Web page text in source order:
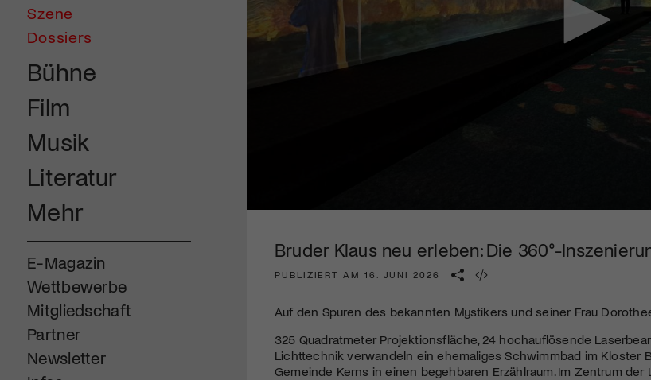
Szene
Dossiers
Bühne
Film
Musik
Literatur
Mehr
E-Magazin
Wettbewerbe
Mitgliedschaft
Partner
Newsletter
Volume
Bruder Klaus neu erleben: Die 360°-
PUBLIZIERT AM 16. JUNI 2026
Auf den Spuren des bekannten Mystikers und seiner Frau
325 Quadratmeter Projektionsfläche, 24 hochauflösende
Lichttechnik verwandeln ein ehemaliges Schwimmbad im Kloster
Gemeinde Kerns in einen begehbaren Erzählraum. Im Zentrum
Mach mit: «Be Part of the Art»!
Engagiere dich als Kulturliebhaber:in,
Kulturinstitution und unterstütze unsere Arbeit.
Mit deiner Mitgliedschaft erhältst du kostenlosen